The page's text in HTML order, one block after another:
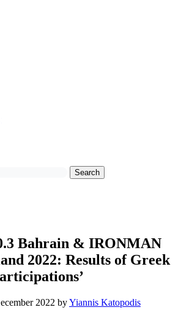
Bahrain & IRONMAN
2022: Results of Greek
2022 byYiannis Katopodis